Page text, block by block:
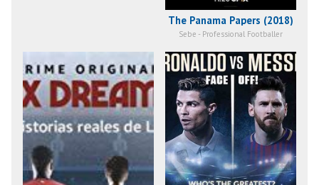
The Panama Papers (2018)
Sebe - Professional Footballer